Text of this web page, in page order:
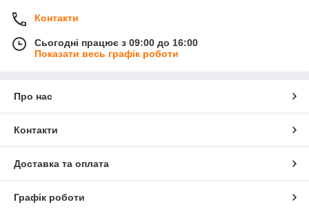
Контакти
Сьогодні працює з 09:00 до 16:00
Показати весь графік роботи
Про нас
Контакти
Доставка та оплата
Графік роботи